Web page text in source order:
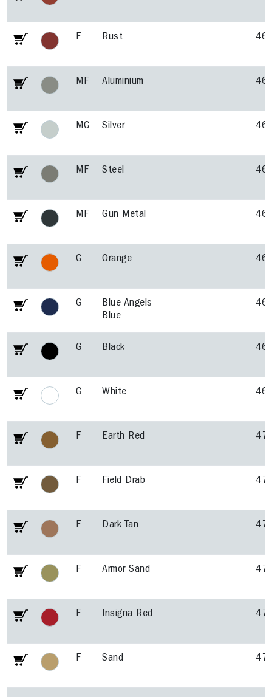
F Rust
MF Aluminium
MG Silver
MF Steel
MF Gun Metal
G Orange
G
Blue Angels
Blue
G Black
G White
F Earth Red
F Field Drab
F Dark Tan
F Armor Sand
F Insigna Red
F Sand